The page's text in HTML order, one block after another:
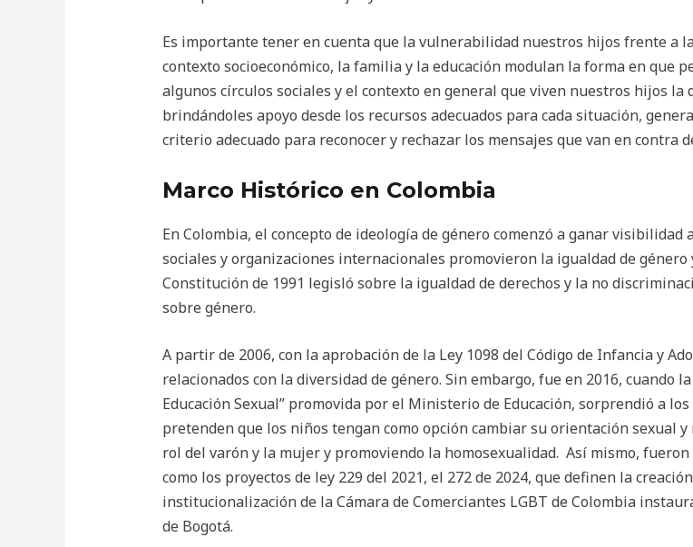
Es importante tener en cuenta que la vulnerabilidad nuestros hijos frente a
contexto socioeconómico, la familia y la educación modulan la forma en que
algunos círculos sociales y el contexto en general que viven nuestros hijos la
brindándoles apoyo desde los recursos adecuados para cada situación,
criterio adecuado para reconocer y rechazar los mensajes que van en contra
Marco Histórico en Colombia
En Colombia, el concepto de ideología de género comenzó a ganar
sociales y organizaciones internacionales promovieron la igualdad de género
Constitución de 1991 legisló sobre la igualdad de derechos y la no
sobre género.
A partir de 2006, con la aprobación de la Ley 1098 del Código de Infancia y
relacionados con la diversidad de género. Sin embargo, fue en 2016, cuando
Educación Sexual” promovida por el Ministerio de Educación, sorprendió a
pretenden que los niños tengan como opción cambiar su orientación sexual
rol del varón y la mujer y promoviendo la homosexualidad. Así mismo,
como los proyectos de ley 229 del 2021, el 272 de 2024, que definen la
institucionalización de la Cámara de Comerciantes LGBT de Colombia
de Bogotá.